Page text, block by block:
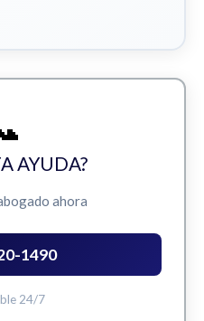
AYUDA?
ahora
1490
24/7